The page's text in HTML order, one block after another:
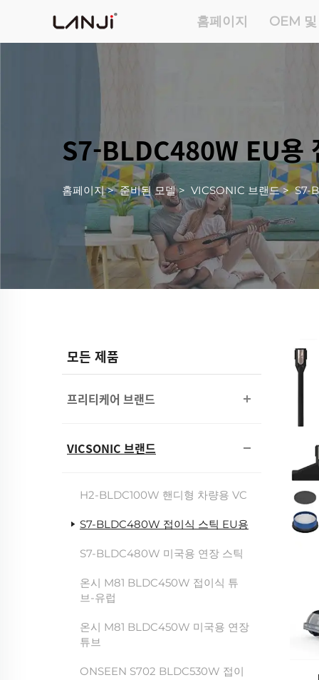
홈페이지 OEM
S7-BLDC480W EU용
홈페이지>준비된 모델> VICSONIC 브랜드>S7-
모든 제품
프리티케어 브랜드
VICSONIC 브랜드
H2-BLDC100W 핸디형 차량용 VC
S7-BLDC480W 접이식 스틱 EU용
S7-BLDC480W 미국용 연장 스틱
온시 M81 BLDC450W 접이식 튜
브-유럽
온시 M81 BLDC450W 미국용 연장
튜브
ONSEEN S702 BLDC530W 접이